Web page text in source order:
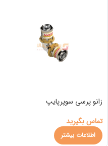
زانو پرسی سوپرپایپ
تماس بگیرید
اطلاعات بیشتر